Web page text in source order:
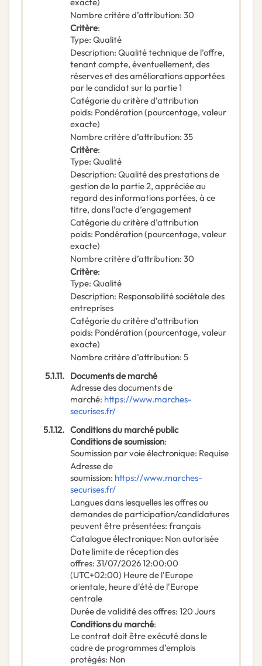
Nombre critère d’attribution: 30
Critère:
Type: Qualité
Description: Qualité technique de l’offre,
tenant compte, éventuellement, des
réserves et des améliorations apportées
par le candidat sur la partie 1
Catégorie du critère d’attribution
poids: Pondération (pourcentage, valeur
exacte)
Nombre critère d’attribution: 35
Critère:
Type: Qualité
Description: Qualité des prestations de
gestion de la partie 2, appréciée au
regard des informations portées, à ce
titre, dans l’acte d’engagement
Catégorie du critère d’attribution
poids: Pondération (pourcentage, valeur
exacte)
Nombre critère d’attribution: 30
Critère:
Type: Qualité
Description: Responsabilité sociétale des
entreprises
Catégorie du critère d’attribution
poids: Pondération (pourcentage, valeur
exacte)
Nombre critère d’attribution: 5
5.1.11. Documents de marché
Adresse des documents de
marché: https://www.marches-
securises.fr/
5.1.12. Conditions du marché public
Conditions de soumission:
Soumission par voie électronique: Requise
Adresse de
soumission: https://www.marches-
securises.fr/
Langues dans lesquelles les offres ou
demandes de participation/candidatures
peuvent être présentées: français
Catalogue électronique: Non autorisée
Date limite de réception des
offres: 31/07/202612:00:00
(UTC+02:00) Heure de l'Europe
orientale, heure d'été de l'Europe
centrale
Durée de validité des offres: 120 Jours
Conditions du marché:
Le contrat doit être exécuté dans le
cadre de programmes d’emplois
protégés: Non